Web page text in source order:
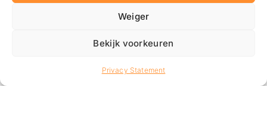
Weiger
Bekijk voorkeuren
Privacy Statement
Wij zijn gevestigd in Zaandam